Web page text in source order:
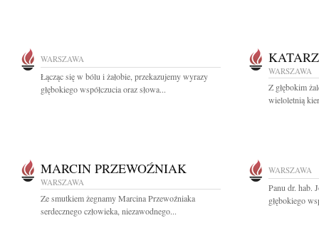
WARSZAWA
Łącząc się w bólu i żałobie, przekazujemy wyrazy
głębokiego współczucia oraz słowa...
WARSZAWA
Z głębokim
wieloletnią
MARCIN PRZEWOŹNIAK
WARSZAWA
Ze smutkiem żegnamy Marcina Przewoźniaka
serdecznego człowieka, niezawodnego...
WARSZAWA
Panu dr. hab.
głębokiego